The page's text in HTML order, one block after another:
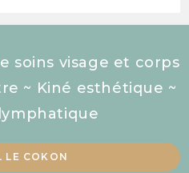
soins visage et corps
~ Kiné esthétique ~
LE COKON